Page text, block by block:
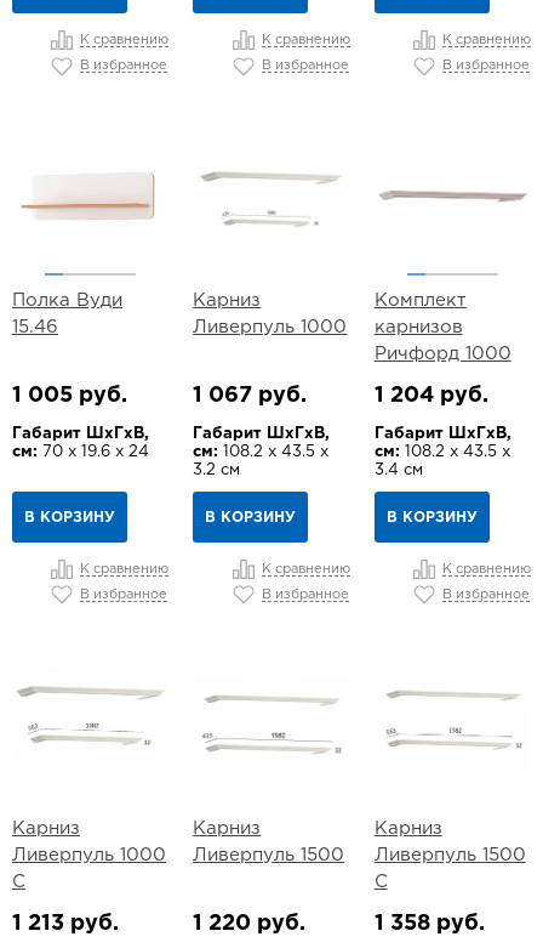
К сравнению
В избранное
К сравнению
В избранное
К сравнению
В избранное
Полка Вуди
15.46
1 005 руб.
Габарит ШхГхВ,
см: 70 х 19.6 х 24
В КОРЗИНУ
К сравнению
В избранное
Карниз
Ливерпуль 1000
1 067 руб.
Габарит ШхГхВ,
см:
108.2 х 43.5 х
3.2 см
В КОРЗИНУ
К сравнению
В избранное
Комплект
карнизов
Ричфорд 1000
1 204 руб.
Габарит ШхГхВ,
см: 108.2 х 43.5 х
3.4 см
В КОРЗИНУ
К сравнению
В избранное
Карниз
Ливерпуль 1000
С
1 213 руб.
Карниз
Ливерпуль 1500
1 220 руб.
Карниз
Ливерпуль 1500
С
1 358 руб.